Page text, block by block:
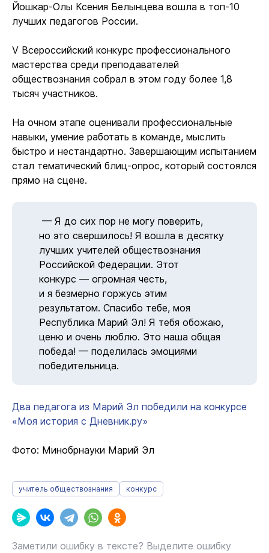
Йошкар-Олы Ксения Белынцева вошла в топ-10
лучших педагогов России.
V Всероссийский конкурс профессионального
мастерства среди преподавателей
обществознания собрал в этом году более 1,8
тысяч участников.
На очном этапе оценивали профессиональные
навыки, умение работать в команде, мыслить
быстро и нестандартно. Завершающим испытанием
стал тематический блиц-опрос, который состоялся
прямо на сцене.
— Я до сих пор не могу поверить,
но это свершилось! Я вошла в десятку
лучших учителей обществознания
Российской Федерации. Этот
конкурс — огромная честь,
и я безмерно горжусь этим
результатом. Спасибо тебе, моя
Республика Марий Эл! Я тебя обожаю,
ценю и очень люблю. Это наша общая
победа! — поделилась эмоциями
победительница.
Два педагога из Марий Эл победили на конкурсе
«Моя история с Дневник.ру»
Фото: Минобрнауки Марий Эл
учитель обществознания конкурс
Заметили ошибку в тексте? Выделите ошибку